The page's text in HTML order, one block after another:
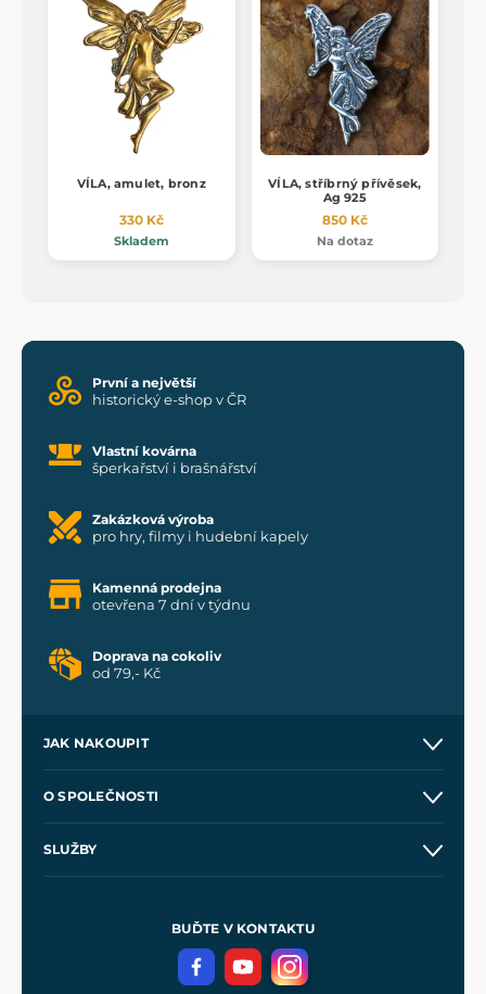
VÍLA, amulet, bronz
330 Kč
Skladem
VÍLA, stříbrný přívěsek,
Ag 925
850 Kč
Na dotaz
První a největší
historický e-shop v ČR
Vlastní kovárna
šperkařství i brašnářství
Zakázková výroba
pro hry, filmy i hudební kapely
Kamenná prodejna
otevřena 7 dní v týdnu
Doprava na cokoliv
od 79,- Kč
JAK NAKOUPIT
Velkoobchod
O SPOLEČNOSTI
SLUŽBY
Meče pro Kingdom Come
BUĎTE V KONTAKTU